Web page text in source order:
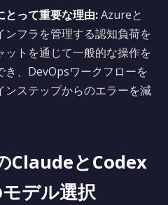
とって重要な理由:Azureと
フラを管理する認知負荷を
トを通じて一般的な操作を
、DevOpsワークフローを
ンステップからのエラーを減
ClaudeとCodex
デル選択